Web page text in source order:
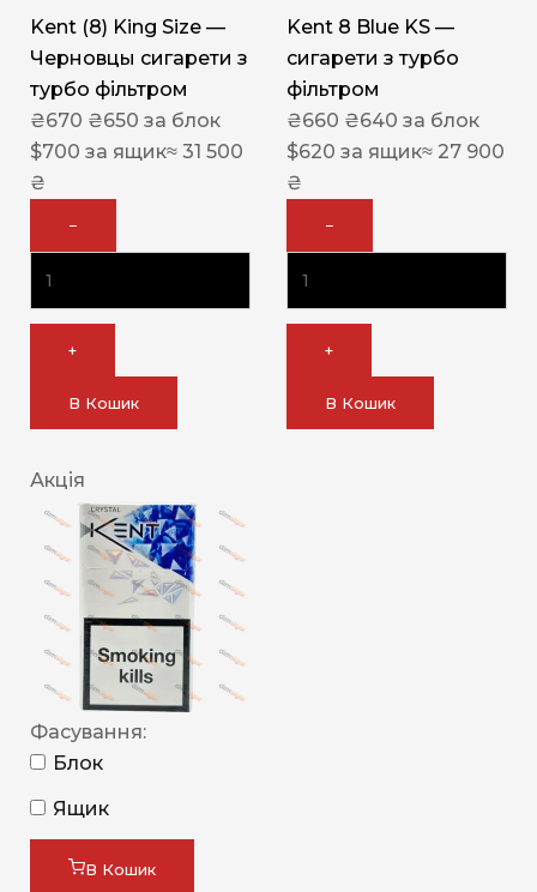
Kent (8) King Size —
Черновцы сигарети з
турбо фільтром
₴670 ₴650 за блок
$700 за ящик≈ 31 500
₴
−
+
В Кошик
Kent 8 Blue KS —
сигарети з турбо
фільтром
₴660 ₴640 за блок
$620 за ящик≈ 27 900
₴
−
+
В Кошик
Акція
Фасування:
Блок
Ящик
В Кошик